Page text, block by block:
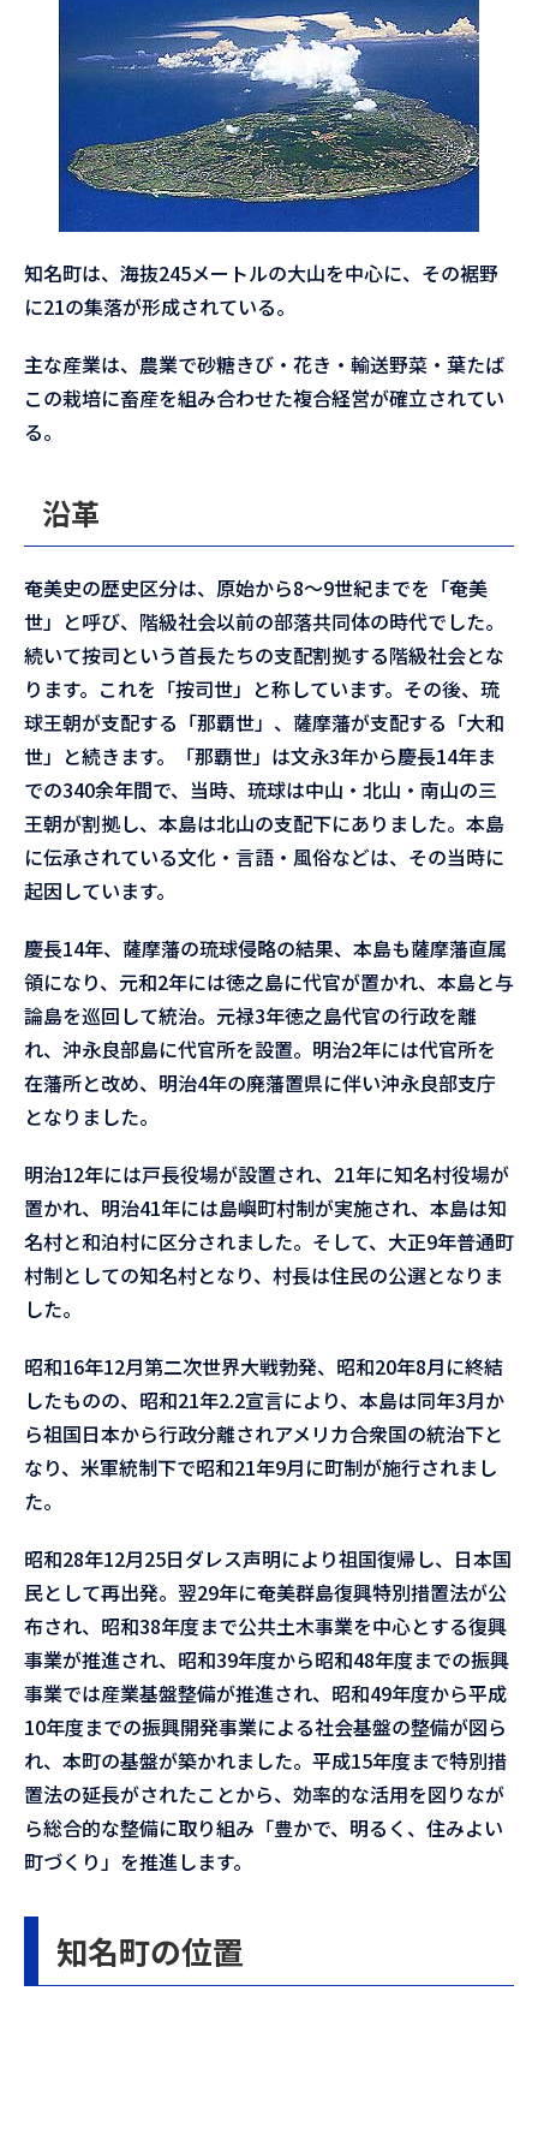
知名町は、海抜245メートルの大山を中心に、その裾野
に21の集落が形成されている。
主な産業は、農業で砂糖きび・花き・輸送野菜・葉たば
この栽培に畜産を組み合わせた複合経営が確立されてい
る。
沿革
奄美史の歴史区分は、原始から8～9世紀までを「奄美
世」と呼び、階級社会以前の部落共同体の時代でした。
続いて按司という首長たちの支配割拠する階級社会とな
ります。これを「按司世」と称しています。その後、琉
球王朝が支配する「那覇世」、薩摩藩が支配する「大和
世」と続きます。「那覇世」は文永3年から慶長14年ま
での340余年間で、当時、琉球は中山・北山・南山の三
王朝が割拠し、本島は北山の支配下にありました。本島
に伝承されている文化・言語・風俗などは、その当時に
起因しています。
慶長14年、薩摩藩の琉球侵略の結果、本島も薩摩藩直属
領になり、元和2年には徳之島に代官が置かれ、本島と与
論島を巡回して統治。元禄3年徳之島代官の行政を離
れ、沖永良部島に代官所を設置。明治2年には代官所を
在藩所と改め、明治4年の廃藩置県に伴い沖永良部支庁
となりました。
明治12年には戸長役場が設置され、21年に知名村役場が
置かれ、明治41年には島嶼町村制が実施され、本島は知
名村と和泊村に区分されました。そして、大正9年普通町
村制としての知名村となり、村長は住民の公選となりま
した。
昭和16年12月第二次世界大戦勃発、昭和20年8月に終結
したものの、昭和21年2.2宣言により、本島は同年3月か
ら祖国日本から行政分離されアメリカ合衆国の統治下と
なり、米軍統制下で昭和21年9月に町制が施行されまし
た。
昭和28年12月25日ダレス声明により祖国復帰し、日本国
民として再出発。翌29年に奄美群島復興特別措置法が公
布され、昭和38年度まで公共土木事業を中心とする復興
事業が推進され、昭和39年度から昭和48年度までの振興
事業では産業基盤整備が推進され、昭和49年度から平成
10年度までの振興開発事業による社会基盤の整備が図ら
れ、本町の基盤が築かれました。平成15年度まで特別措
置法の延長がされたことから、効率的な活用を図りなが
ら総合的な整備に取り組み「豊かで、明るく、住みよい
町づくり」を推進します。
知名町の位置